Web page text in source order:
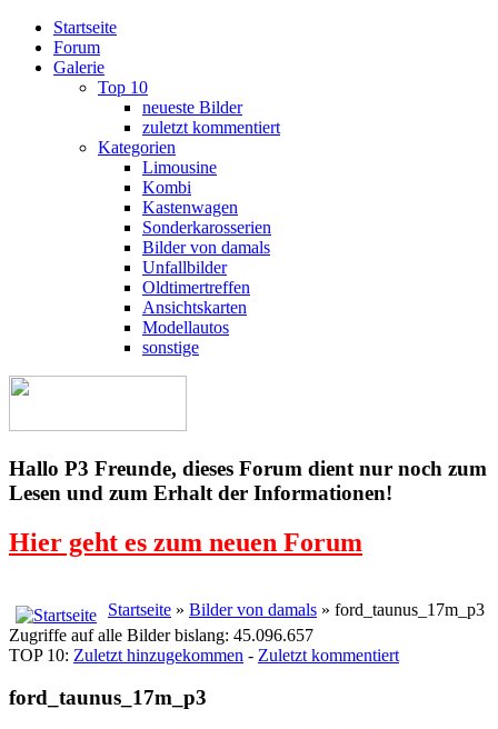
Startseite
Forum
Galerie
Top 10
neueste Bilder
zuletzt kommentiert
Kategorien
Limousine
Kombi
Kastenwagen
Sonderkarosserien
Bilder von damals
Unfallbilder
Oldtimertreffen
Ansichtskarten
Modellautos
sonstige
Hallo P3 Freunde, dieses Forum dient nur noch zum
Lesen und zum Erhalt der Informationen!
Hier geht es zum neuen Forum
Startseite » Bilder von damals » ford_taunus_17m_p3
Zugriffe auf alle Bilder bislang: 45.096.657
TOP 10: Zuletzt hinzugekommen - Zuletzt kommentiert
ford_taunus_17m_p3